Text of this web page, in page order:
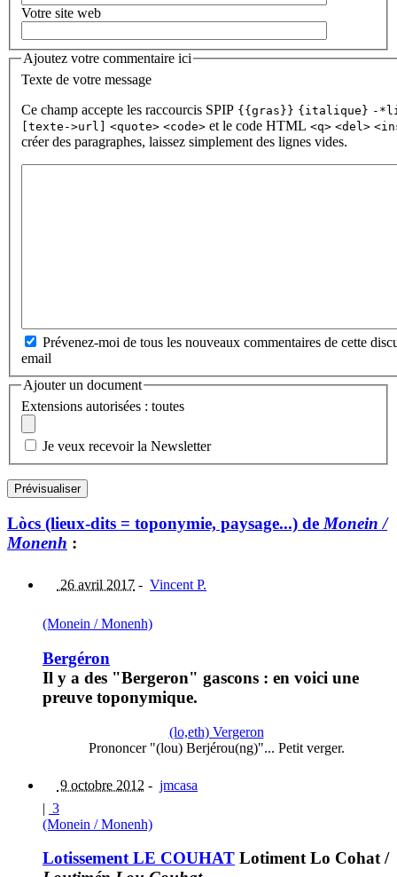
Votre site web
Ajoutez votre commentaire ici
Texte de votre message
Ce champ accepte les raccourcis SPIP {{gras}} {italique} -
[texte->url]
<quote> <code> et le code HTML <q> <del>
créer des paragraphes, laissez simplement des lignes vides.
Prévenez-moi de tous les nouveaux commentaires de cette
email
Ajouter un document
Extensions autorisées : toutes
Je veux recevoir la Newsletter
Lòcs (lieux-dits = toponymie, paysage...) deMonein /
Monenh :
26 avril 2017 - Vincent P.
(Monein / Monenh)
Bergéron
Il y a des "Bergeron" gascons : en voici une
preuve toponymique.
(lo,eth) Vergeron
Prononcer "(lou) Berjérou(ng)"... Petit verger.
9 octobre 2012 - jmcasa
| 3
(Monein / Monenh)
Lotissement LE COUHAT Lotiment Lo Cohat/